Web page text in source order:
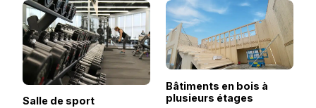
Salle de sport
Bâtiments en bois à
plusieurs étages